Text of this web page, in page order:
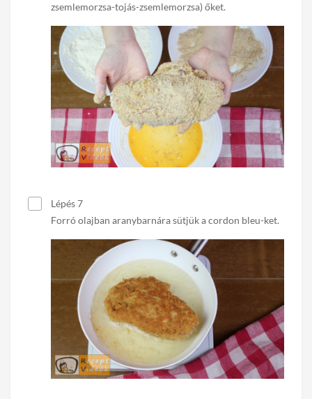
zsemlemorzsa-tojás-zsemlemorzsa) őket.
Lépés 7
Forró olajban aranybarnára sütjük a cordon bleu-ket.